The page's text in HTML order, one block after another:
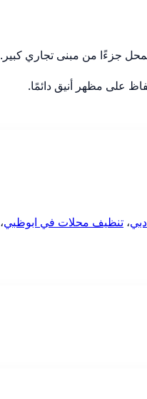
جزءًا من مبنى تجاري كبير.
على مظهر أنيق دائمًا.
، تنظيف محلات في ابوظبي،